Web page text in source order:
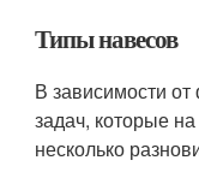
Типы навесов
В зависимости
задач, которые
несколько